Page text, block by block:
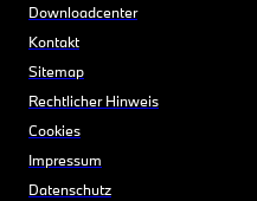
Downloadcenter
Kontakt
Sitemap
Rechtlicher Hinweis
Cookies
Impressum
Datenschutz